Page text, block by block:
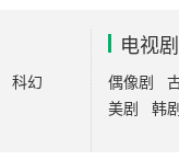
科幻
电视剧
偶像剧
美剧
韩